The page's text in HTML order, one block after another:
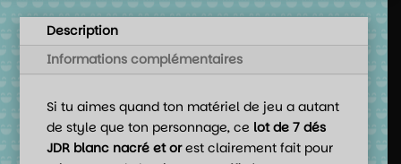
Description
Informations complémentaires
Si tu aimes quand ton matériel de jeu a autant
de style que ton personnage, ce lot de 7 dés
JDR blanc nacré et orest clairement fait pour